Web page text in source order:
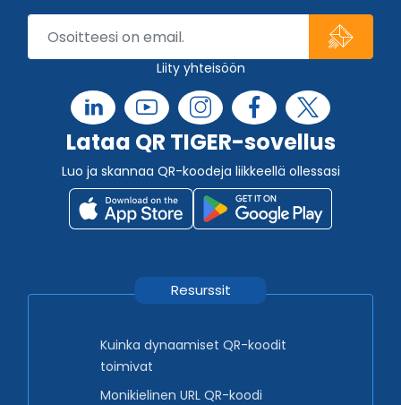
Liity yhteisöön
Lataa QR TIGER-sovellus
Luo ja skannaa QR-koodeja liikkeellä ollessasi
Resurssit
Kuinka dynaamiset QR-koodit
toimivat
Monikielinen URL QR-koodi